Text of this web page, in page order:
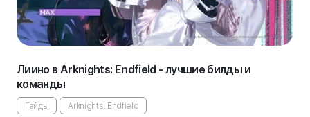
Лиино в Arknights: Endfield - лучшие билды и
команды
Гайды Arknights: Endfield